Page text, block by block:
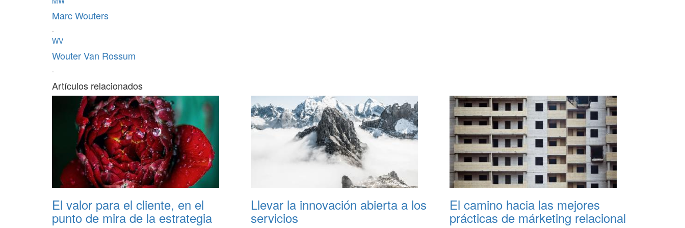
Marc Wouters
·
WV
Wouter Van Rossum
·
Artículos relacionados
El valor para el cliente, en el
punto de mira de la estrategia
Llevar la innovación abierta a los
servicios
El camino hacia las mejores
prácticas de márketing relacional